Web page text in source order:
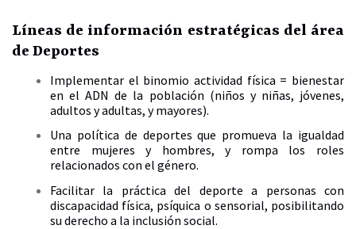
Líneas de información estratégicas del área
de Deportes
Implementar el binomio actividad física = bienestar
en el ADN de la población (niños y niñas, jóvenes,
adultos y adultas, y mayores).
Una política de deportes que promueva la igualdad
entre mujeres y hombres, y rompa los roles
relacionados con el género.
Facilitar la práctica del deporte a personas con
discapacidad física, psíquica o sensorial, posibilitando
su derecho a la inclusión social.